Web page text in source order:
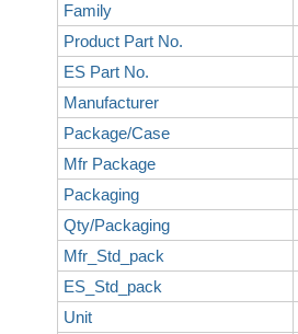
Family
Product Part No.
ES Part No.
Manufacturer
Package/Case
Mfr Package
Packaging
Qty/Packaging
Mfr_Std_pack
ES_Std_pack
Unit